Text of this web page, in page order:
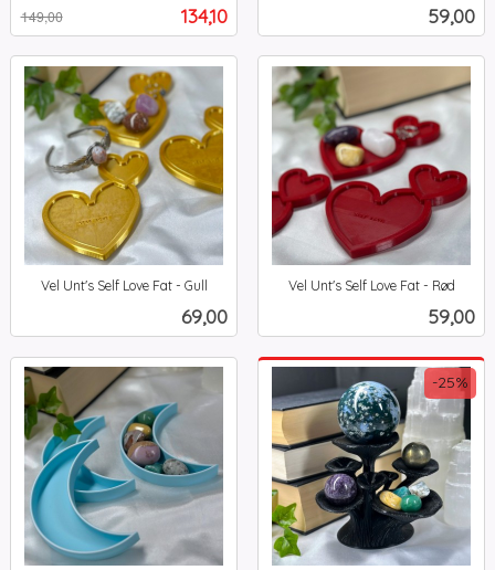
Tilbud
134,10
149,00
mva.
Pris
59,00
Vel Unt's Self Love Fat - Gull
Pris
69,00
Vel Unt's Self Love Fat - Rød
Pris
59,00
-25%